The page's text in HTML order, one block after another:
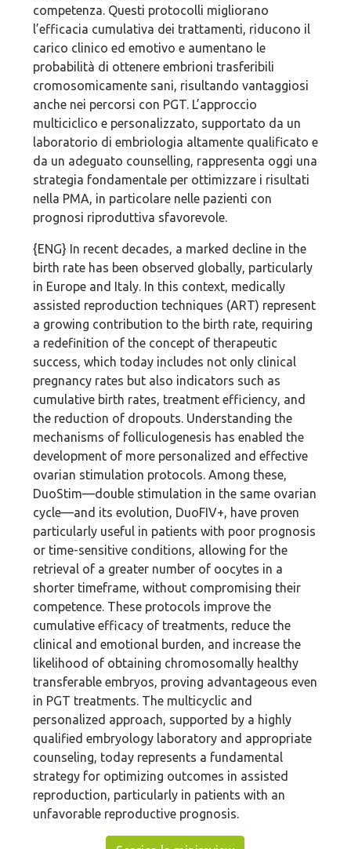
competenza. Questi protocolli migliorano
l’efficacia cumulativa dei trattamenti, riducono il
carico clinico ed emotivo e aumentano le
probabilità di ottenere embrioni trasferibili
cromosomicamente sani, risultando vantaggiosi
anche nei percorsi con PGT. L’approccio
multiciclico e personalizzato, supportato da un
laboratorio di embriologia altamente qualificato e
da un adeguato counselling, rappresenta oggi una
strategia fondamentale per ottimizzare i risultati
nella PMA, in particolare nelle pazienti con
prognosi riproduttiva sfavorevole.
{ENG} In recent decades, a marked decline in the
birth rate has been observed globally, particularly
in Europe and Italy. In this context, medically
assisted reproduction techniques (ART) represent
a growing contribution to the birth rate, requiring
a redefinition of the concept of therapeutic
success, which today includes not only clinical
pregnancy rates but also indicators such as
cumulative birth rates, treatment efficiency, and
the reduction of dropouts. Understanding the
mechanisms of folliculogenesis has enabled the
development of more personalized and effective
ovarian stimulation protocols. Among these,
DuoStim—double stimulation in the same ovarian
cycle—and its evolution, DuoFIV+, have proven
particularly useful in patients with poor prognosis
or time-sensitive conditions, allowing for the
retrieval of a greater number of oocytes in a
shorter timeframe, without compromising their
competence. These protocols improve the
cumulative efficacy of treatments, reduce the
clinical and emotional burden, and increase the
likelihood of obtaining chromosomally healthy
transferable embryos, proving advantageous even
in PGT treatments. The multicyclic and
personalized approach, supported by a highly
qualified embryology laboratory and appropriate
counseling, today represents a fundamental
strategy for optimizing outcomes in assisted
reproduction, particularly in patients with an
unfavorable reproductive prognosis.